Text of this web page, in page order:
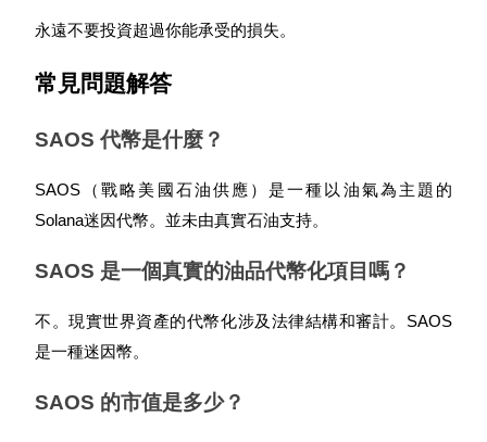
BTC 專享獎勵
充值並交易BTC瓜分 25,000 USDT 獎池！
瓜分 500000 CASHCAT 獎池
永遠不要投資超過你能承受的損失。
常見問題解答
SAOS 代幣是什麼？
SAOS（戰略美國石油供應）是一種以油氣為主題的
Solana迷因代幣。並未由真實石油支持。
SAOS 是一個真實的油品代幣化項目嗎？
不。現實世界資產的代幣化涉及法律結構和審計。SAOS
是一種迷因幣。
SAOS 的市值是多少？